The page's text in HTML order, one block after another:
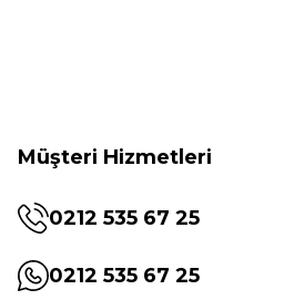
Müşteri Hizmetleri
0212 535 67 25
0212 535 67 25